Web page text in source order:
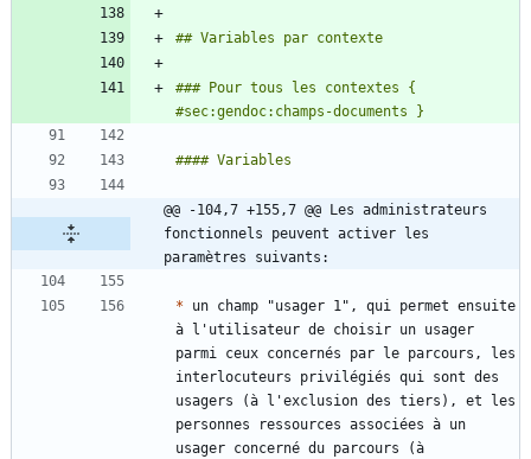
### Pour tous les contextes {
@@ -104,7 +155,7 @@ Les administrateurs
fonctionnels peuvent activer les
paramètres suivants:
* un champ "usager 1", qui permet ensuite
à l'utilisateur de choisir un usager
parmi ceux concernés par le parcours, les
interlocuteurs privilégiés qui sont des
usagers (à l'exclusion des tiers), et les
personnes ressources associées à un
usager concerné du parcours (à